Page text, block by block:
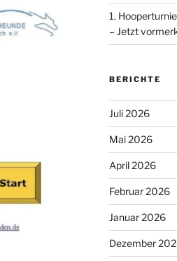
1.
– Jetzt
BERICHTE
Juli 2026
Mai 2026
April 2026
Februar 2026
Januar 2026
Dezember